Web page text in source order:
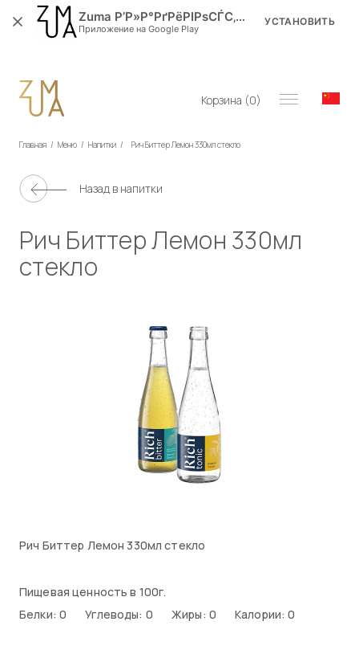
Корзина (0)
Главная / Меню / Напитки / Рич Биттер Лемон 330мл стекло
Назад в напитки
Рич Биттер Лемон 330мл
стекло
Рич Биттер Лемон 330мл стекло
Пищевая ценность в 100г.
Белки: 0
Углеводы: 0 Жиры: 0 Калории: 0
Zuma Р’Р»Р°РґРёРІРѕСЃС‚РѕРє
Приложение на Google Play
УСТАНОВИТЬ